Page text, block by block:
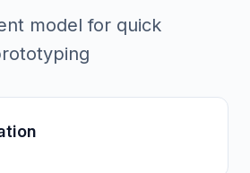
model for quick